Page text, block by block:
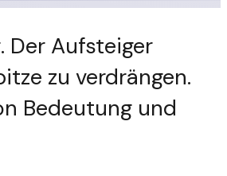
Der Aufsteiger
zu verdrängen.
Bedeutung und